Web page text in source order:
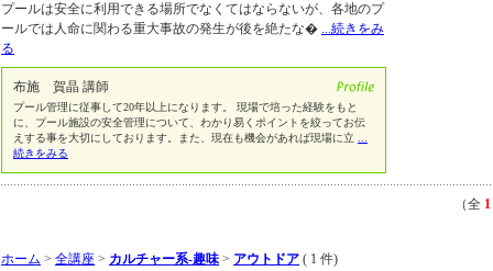
プールは安全に利用できる場所でなくてはならないが、各地のプ
ールでは人命に関わる重大事故の発生が後を絶たな� ...続きをみ
る
布施 賀晶 講師
プール管理に従事して20年以上になります。 現場で培った経験をもと
に、プール施設の安全管理について、わかり易くポイントを絞ってお伝
えする事を大切にしております。また、現在も機会があれば現場に立
続きをみる
（全 1
ホーム > 全講座 > カルチャー系-趣味> アウトドア ( 1 件)